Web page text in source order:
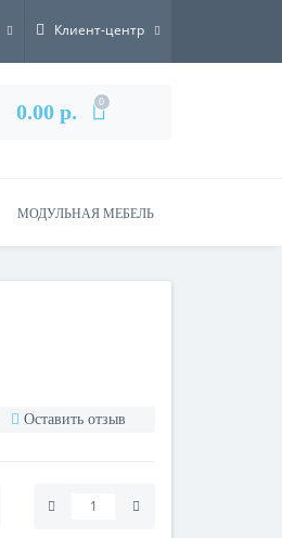
Клиент-центр
0.00 р. 0
МОДУЛЬНАЯ МЕБЕЛЬ
Оставить отзыв